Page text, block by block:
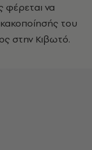
να
του
στην Κιβωτό.